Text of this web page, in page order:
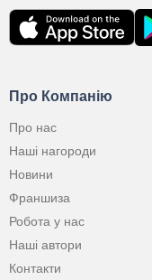
Про Компанію
Про нас
Наші нагороди
Новини
Франшиза
Робота у нас
Наші автори
Контакти